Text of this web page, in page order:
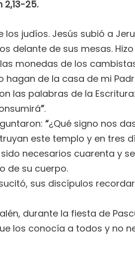
2,13-25.
los judíos. Jesús subió a
delante de sus mesas.
monedas de los
hagan de la casa de mi
las palabras de la Escritura:
”.
“¿Qué signo nos
este templo y en tres
sido necesarios cuarenta y
de su cuerpo.
sus discípulos
durante la fiesta de
los conocía a todos y no